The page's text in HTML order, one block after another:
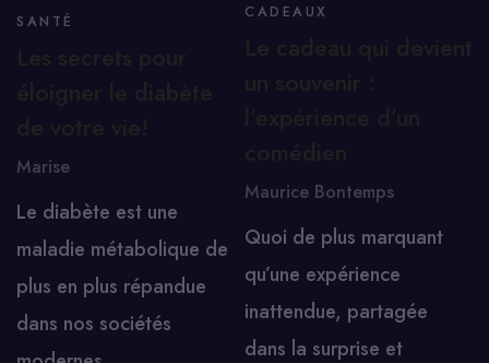
SANTÉ
Marise
Le diabète est une
maladie métabolique de
plus en plus répandue
dans nos sociétés
CADEAUX
Maurice Bontemps
Quoi de plus marquant
qu’une expérience
inattendue, partagée
dans la surprise et